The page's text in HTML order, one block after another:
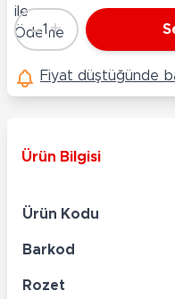
Adet
-1 +
Fiyat düştüğünde
Ürün Bilgisi
Ürün Kodu
Barkod
Rozet